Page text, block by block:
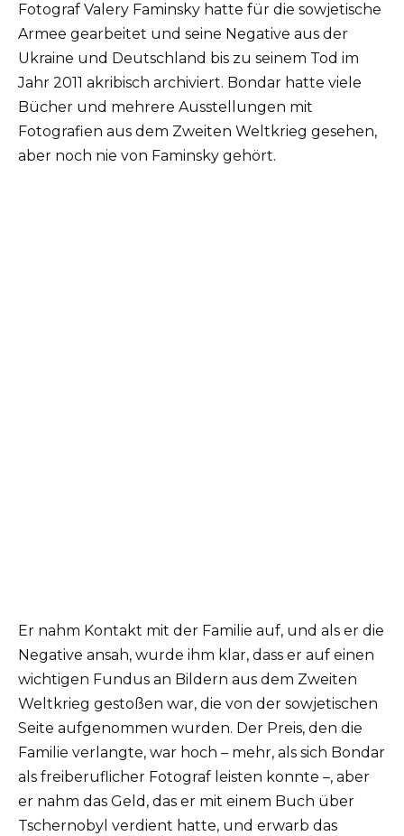
Fotograf Valery Faminsky hatte für die sowjetische
Armee gearbeitet und seine Negative aus der
Ukraine und Deutschland bis zu seinem Tod im
Jahr 2011 akribisch archiviert. Bondar hatte viele
Bücher und mehrere Ausstellungen mit
Fotografien aus dem Zweiten Weltkrieg gesehen,
aber noch nie von Faminsky gehört.
Er nahm Kontakt mit der Familie auf, und als er die
Negative ansah, wurde ihm klar, dass er auf einen
wichtigen Fundus an Bildern aus dem Zweiten
Weltkrieg gestoßen war, die von der sowjetischen
Seite aufgenommen wurden. Der Preis, den die
Familie verlangte, war hoch – mehr, als sich Bondar
als freiberuflicher Fotograf leisten konnte –, aber
er nahm das Geld, das er mit einem Buch über
Tschernobyl verdient hatte, und erwarb das